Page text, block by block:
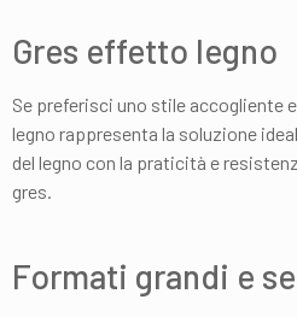
Gres effetto legno
Se preferisci uno stile accogliente
legno rappresenta la soluzione
del legno con la praticità e
gres.
Formati grandi e